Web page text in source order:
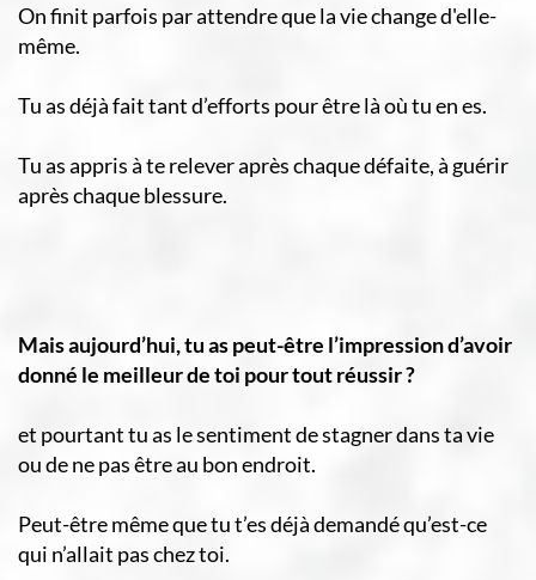
On finit parfois par attendre que la vie change d'elle-
même.
Tu as déjà fait tant d’efforts pour être là où tu en es.
Tu as appris à te relever après chaque défaite, à guérir
après chaque blessure.
Mais aujourd’hui, tu as peut-être l’impression d’avoir
donné le meilleur de toi pour tout réussir ?
et pourtant tu as le sentiment de stagner dans ta vie
ou de ne pas être au bon endroit.
Peut-être même que tu t’es déjà demandé qu’est-ce
qui n’allait pas chez toi.